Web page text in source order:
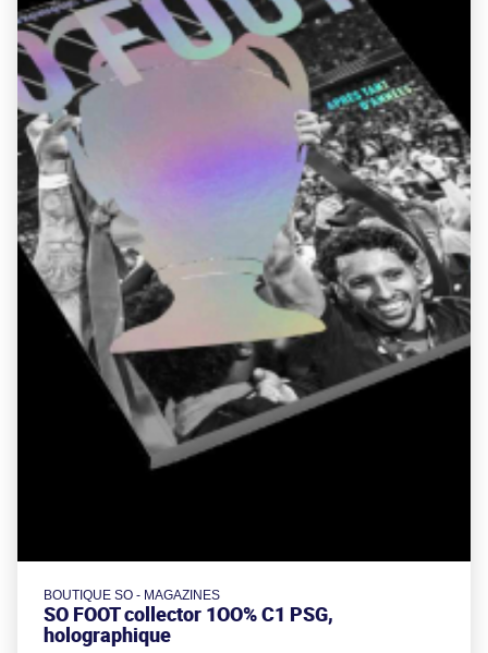
BOUTIQUE SO - MAGAZINES
SO FOOT collector 1OO% C1 PSG,
holographique